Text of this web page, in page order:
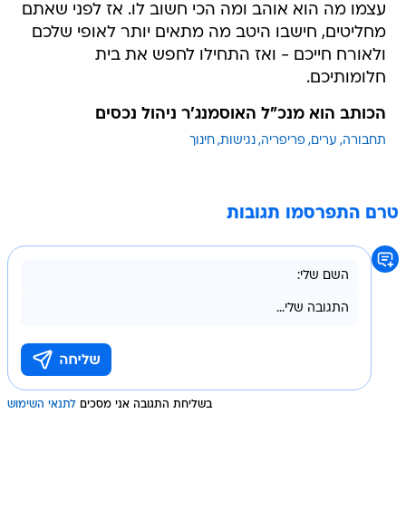
עצמו מה הוא אוהב ומה הכי חשוב לו. אז לפני שאתם
מחליטים, חישבו היטב מה מתאים יותר לאופי שלכם
ולאורח חייכם - ואז התחילו לחפש את בית
חלומותיכם.
הכותב הוא מנכ"ל האוסמנג'ר ניהול נכסים
תחבורה ערים פריפריה נגישות חינוך
טרם התפרסמו תגובות
בשליחת התגובה אני מסכים לתנאי השימוש